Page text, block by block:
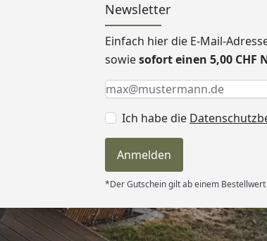
Newsletter
Einfach hier die E-Mail-
sowiesofort einen 5,00 CHF
Keine Eingabe erforderlich
Eingabe erforderlich
E-Mail *
Ich habe die
Anmelden
*Der Gutschein gilt ab einem Bestellwert